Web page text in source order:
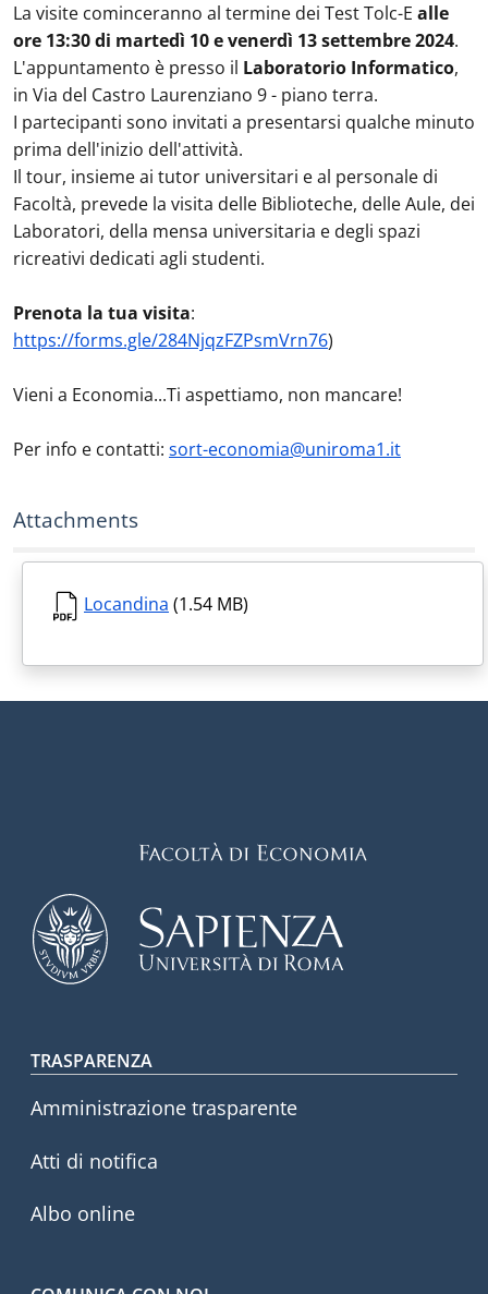
La visite cominceranno al termine dei Test Tolc-E alle
ore 13:30 di martedì 10 e venerdì 13 settembre 2024.
L'appuntamento è presso il Laboratorio Informatico,
in Via del Castro Laurenziano 9 - piano terra.
I partecipanti sono invitati a presentarsi qualche minuto
prima dell'inizio dell'attività.
Il tour, insieme ai tutor universitari e al personale di
Facoltà, prevede la visita delle Biblioteche, delle Aule, dei
Laboratori, della mensa universitaria e degli spazi
ricreativi dedicati agli studenti.
Prenota la tua visita:
https://forms.gle/284NjqzFZPsmVrn76)
Vieni a Economia...Ti aspettiamo, non mancare!
Per info e contatti: sort-economia@uniroma1.it
Attachments
Locandina (1.54 MB)
Footer menu
TRASPARENZA
Amministrazione trasparente
Atti di notifica
Albo online